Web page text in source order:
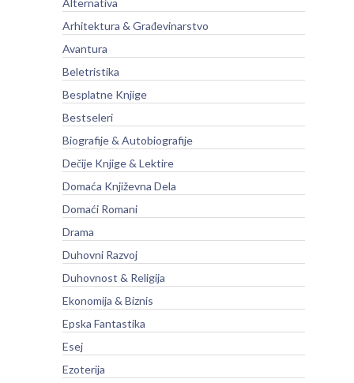
Alternativa
Arhitektura & Građevinarstvo
Avantura
Beletristika
Besplatne Knjige
Bestseleri
Biografije & Autobiografije
Dečije Knjige & Lektire
Domaća Književna Dela
Domaći Romani
Drama
Duhovni Razvoj
Duhovnost & Religija
Ekonomija & Biznis
Epska Fantastika
Esej
Ezoterija